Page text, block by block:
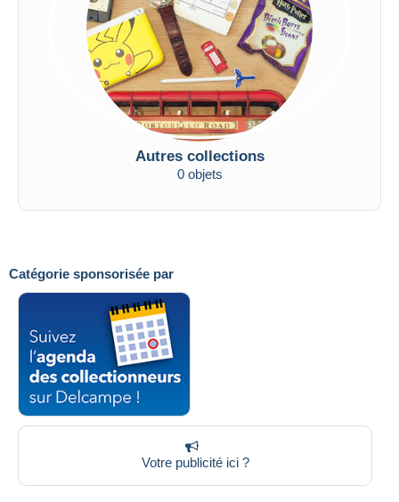
Catégorie sponsorisée par
Votre publicité ici ?
Autres collections
0 objets